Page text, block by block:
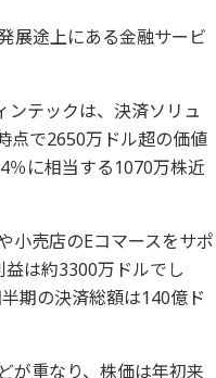
展途上にある金融サービ
ンテックは、決済ソリュ
点で2650万ドル超の価値
％に相当する1070万株近
小売店のEコマースをサポ
は約3300万ドルでし
期の決済総額は140億ド
が重なり、株価は年初来